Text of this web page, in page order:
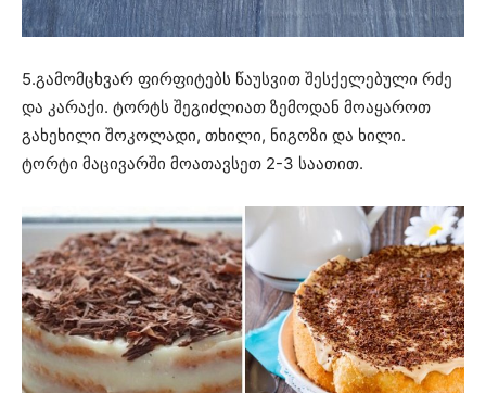
5.გამომცხვარ ფირფიტებს წაუსვით შესქელებული რძე
და კარაქი. ტორტს შეგიძლიათ ზემოდან მოაყაროთ
გახეხილი შოკოლადი, თხილი, ნიგოზი და ხილი.
ტორტი მაცივარში მოათავსეთ 2-3 საათით.